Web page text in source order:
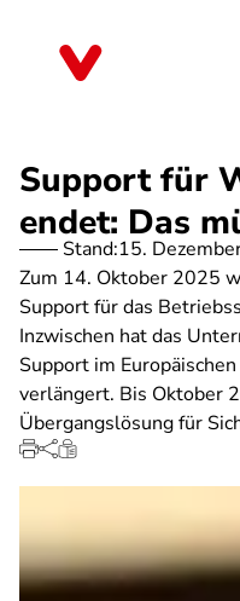
Support für
endet: Das
Stand:15.
Zum 14. Oktober 2025
Support für das
Inzwischen hat das
Support im
verlängert. Bis Oktober
Übergangslösung für